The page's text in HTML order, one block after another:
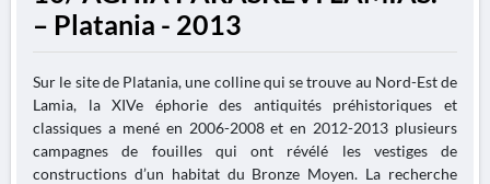
– Platania - 2013
Sur le site de Platania, une colline qui se trouve au Nord-Est de
Lamia, la XIVe éphorie des antiquités préhistoriques et
classiques a mené en 2006-2008 et en 2012-2013 plusieurs
campagnes de fouilles qui ont révélé les vestiges de
constructions d’un habitat du Bronze Moyen. La recherche